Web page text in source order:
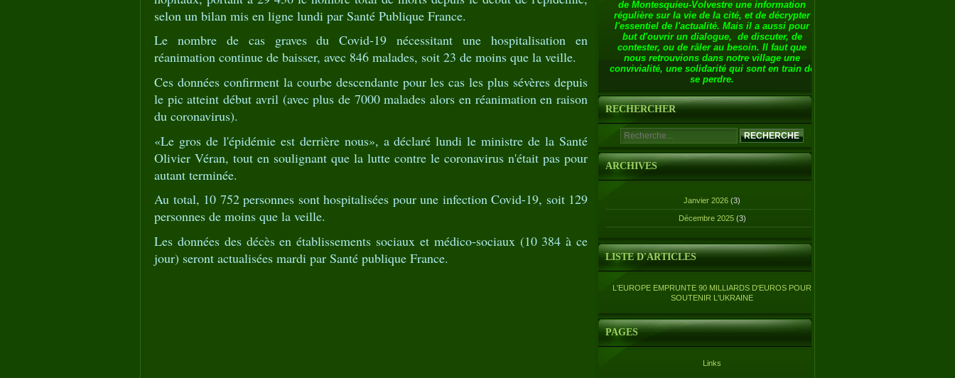
selon un bilan mis en ligne lundi par Santé Publique France.
Le nombre de cas graves du Covid-19 nécessitant une hospitalisation en
réanimation continue de baisser, avec 846 malades, soit 23 de moins que la veille.
Ces données confirment la courbe descendante pour les cas les plus sévères depuis
le pic atteint début avril (avec plus de 7000 malades alors en réanimation en raison
du coronavirus).
«Le gros de l'épidémie est derrière nous», a déclaré lundi le ministre de la Santé
Olivier Véran, tout en soulignant que la lutte contre le coronavirus n'était pas pour
autant terminée.
Au total, 10 752 personnes sont hospitalisées pour une infection Covid-19, soit 129
personnes de moins que la veille.
Les données des décès en établissements sociaux et médico-sociaux (10 384 à ce
jour) seront actualisées mardi par Santé publique France.
de Montesquieu-Volvestre une information
régulière sur la vie de la cité, et de décrypter
l'essentiel de l'actualité. Mais il a aussi pour
but d'ouvrir un dialogue, de discuter, de
contester, ou de râler au besoin. Il faut que
nous retrouvions dans notre village une
convivialité, une solidarité qui sont en train de
se perdre.
RECHERCHER
ARCHIVES
Janvier 2026 (3)
Décembre 2025 (3)
LISTE D'ARTICLES
L'EUROPE EMPRUNTE 90 MILLIARDS D'EUROS POUR
SOUTENIR L'UKRAINE
PAGES
Links